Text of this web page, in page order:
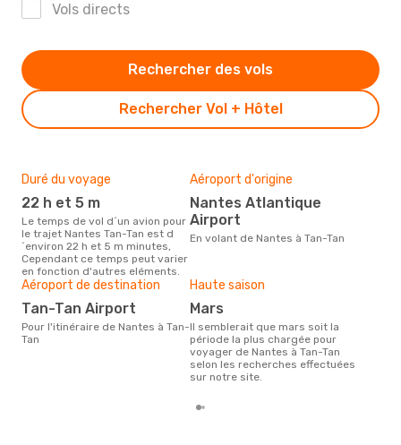
Vols directs
Rechercher Vol + Hôtel
Rechercher des vols
Duré du voyage
22 h et 5 m
Le temps de vol d´un avion pour
le trajet Nantes Tan-Tan est d
´environ 22 h et 5 m minutes,
Cependant ce temps peut varier
en fonction d'autres eléments.
Aéroport d'origine
Nantes Atlantique
Airport
En volant de Nantes à Tan-Tan
Aéroport de destination
Tan-Tan Airport
Pour l'itinéraire de Nantes à Tan-
Tan
Haute saison
mars
Il semblerait que mars soit la
période la plus chargée pour
voyager de Nantes à Tan-Tan
selon les recherches effectuées
sur notre site.